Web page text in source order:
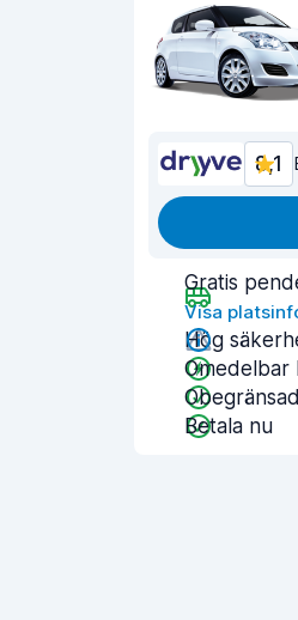
8,1
Gratis
Visa
Hög
Omedelbar
Betala nu